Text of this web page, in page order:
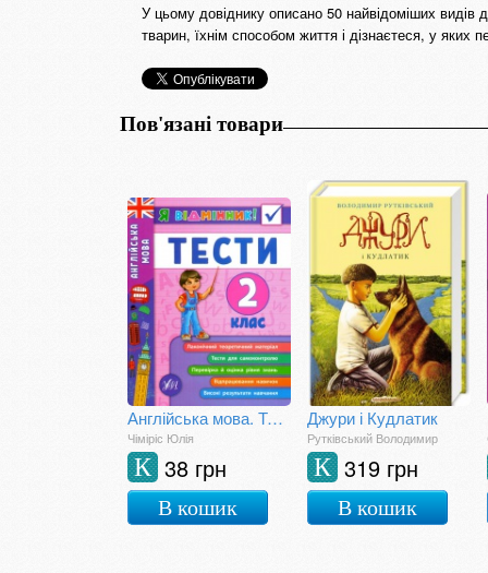
У цьому довіднику описано 50 найвідоміших видів
тварин, їхнім способом життя і дізнаєтеся, у
Пов'язані товари
Англійська мова. Тести. 2 клас
Чіміріс Юлія
38 грн
К
В кошик
Джури і Кудлатик
Рутківський Володимир
319 грн
К
В кошик